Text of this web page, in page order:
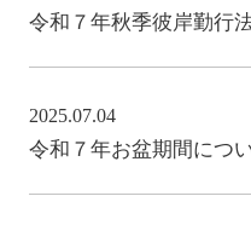
令和７年秋季彼岸勤行
2025.07.04
令和７年お盆期間につ